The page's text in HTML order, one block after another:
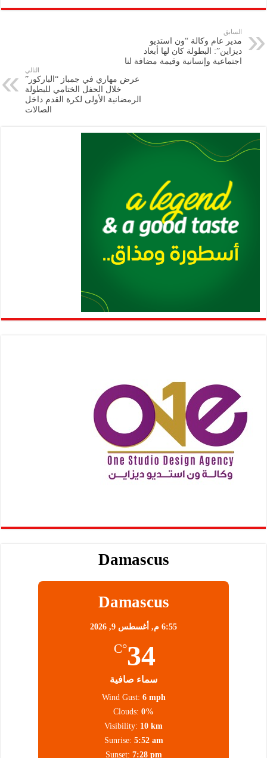
p
y
Li
n
eb
k
tt
nt
at
p
p
gr
ai
ar
السابق
مدير عام وكالة “ون استديو
ديزاين”: البطولة كان لها أبعاد
اجتماعية وإنسانية وقيمة مضافة لنا
التالي
عرض مهاري في جمباز “الباركور”
خلال الحفل الختامي للبطولة
الرمضانية الأولى لكرة القدم داخل
الصالات
Damascus
Damascus
6:55 م, أغسطس 9, 2026
34
°C
سماء صافية
Wind Gust: 6 mph
Clouds: 0%
Visibility: 10 km
Sunrise: 5:52 am
Sunset: 7:28 pm